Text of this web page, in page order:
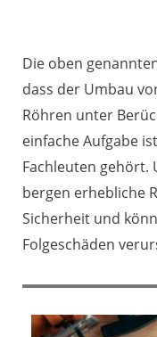
Die oben
dass der Umbau
Röhren unter
einfache Aufgabe
Fachleuten gehört.
bergen erhebliche
Sicherheit und
Folgeschäden